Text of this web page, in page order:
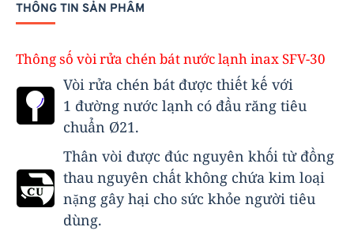
THÔNG TIN SẢN PHẨM
Thông số vòi rửa chén bát nước lạnh inax SFV-30
Vòi rửa chén bát được thiết kế với
1 đường nước lạnh có đầu răng tiêu
chuẩn Ø21.
Thân vòi được đúc nguyên khối từ đồng
thau nguyên chất không chứa kim loại
nặng gây hại cho sức khỏe người tiêu
dùng.